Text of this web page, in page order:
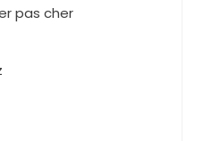
pas cher